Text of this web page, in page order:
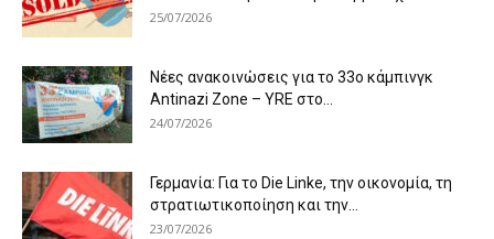
25/07/2026
Νέες ανακοινώσεις για το 33ο κάμπινγκ
Antinazi Zone – YRE στο...
24/07/2026
Γερμανία: Για το Die Linke, την οικονομία, τη
στρατιωτικοποίηση και την...
23/07/2026